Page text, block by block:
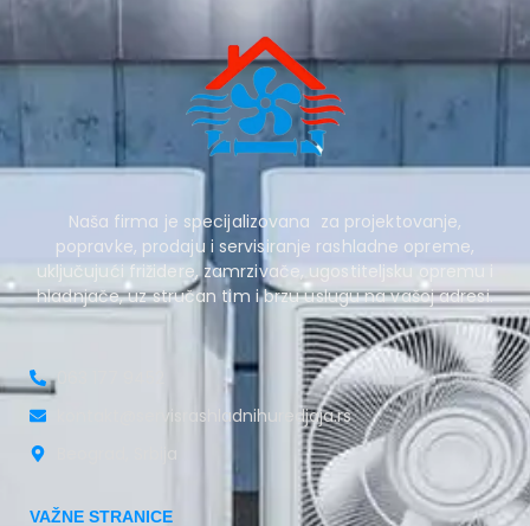
Naša firma je specijalizovana za projektovanje,
popravke, prodaju i servisiranje rashladne opreme,
uključujući frižidere, zamrzivače, ugostiteljsku opremu i
hladnjače, uz stručan tim i brzu uslugu na vašoj adresi.
kontakt@servisrashladnihuredjaja.rs
VAŽNE STRANICE